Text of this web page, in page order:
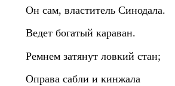
Он сам, властитель Синодала.
Ведет богатый караван.
Ремнем затянут ловкий стан;
Оправа сабли и кинжала